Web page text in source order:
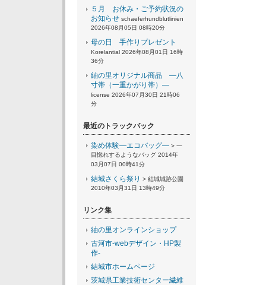
５月 お休み・ご予約状況の
お知らせ schaeferhundblutlinien
2026年08月05日 08時20分
母の日 手作りプレゼント
Korelantial 2026年08月01日 16時
36分
紬の里オリジナル商品 ―八
寸帯（一重かがり帯）―
license 2026年07月30日 21時06
分
最近のトラックバック
染め体験―エコバッグ― > 一
目惚れするようなバッグ 2014年
03月07日 00時41分
結城さくら祭り > 結城城跡公園
2010年03月31日 13時49分
リンク集
紬の里オンラインショップ
古河市-webデザイン・HP製
作-
結城市ホームページ
茨城県工業技術センター繊維